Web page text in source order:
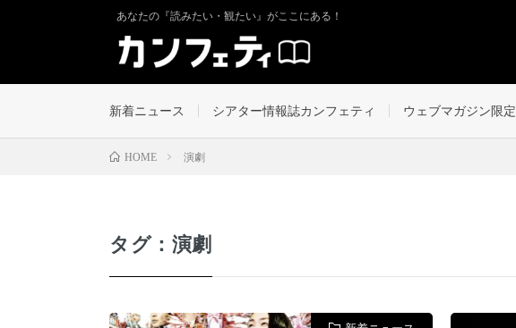
あなたの『読みたい・観たい』がここにある！
新着ニュース シアター情報誌カンフェティ ウェブマガジン限定
HOME 演劇
タグ：演劇